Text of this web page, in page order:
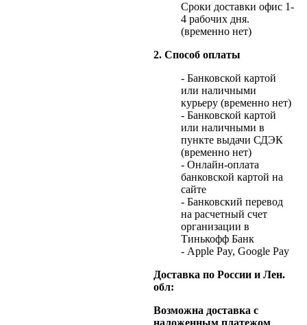
Сроки доставки офис 1-
4 рабочих дня.
(временно нет)
2. Способ оплаты
- Банковской картой
или наличными
курьеру (временно нет)
- Банковской картой
или наличными в
пункте выдачи СДЭК
(временно нет)
- Онлайн-оплата
банковской картой на
сайте
- Банковский перевод
на расчетный счет
организации в
Тинькофф Банк
- Apple Pay, Google Pay
Доставка по России и Лен.
обл:
Возможна доставка с